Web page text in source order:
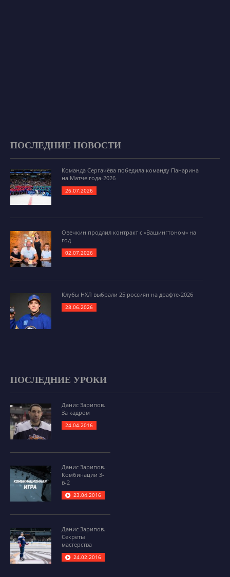
ПОСЛЕДНИЕ НОВОСТИ
Команда Сергачёва победила команду Панарина
на Матче года-2026
26.07.2026
Овечкин продлил контракт с «Вашингтоном» на
год
02.07.2026
Клубы НХЛ выбрали 25 россиян на драфте-2026
28.06.2026
ПОСЛЕДНИЕ УРОКИ
Данис Зарипов.
За кадром
24.04.2016
Данис Зарипов.
Комбинации 3-
в-2
23.04.2016
Данис Зарипов.
Секреты
мастерства
24.02.2016